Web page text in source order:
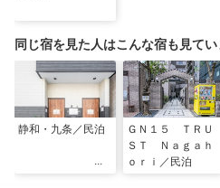
同じ宿を見た人はこんな宿も見て
静和・九条／民泊
ＧＮ１５ ＴＲＵ
ＳＴ Ｎａｇａｈ
ｏｒｉ／民泊